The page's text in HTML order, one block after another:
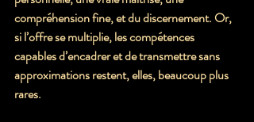
compréhension fine, et du discernement. Or,
si l’offre se multiplie, les compétences
capables d’encadrer et de transmettre sans
approximations restent, elles, beaucoup plus
rares.